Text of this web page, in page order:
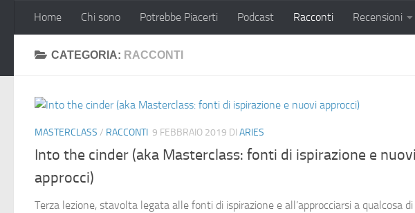
Salta al contenuto
Home Chi sono Potrebbe Piacerti Podcast Racconti Recensioni
CATEGORIA: RACCONTI
MASTERCLASS / RACCONTI 9 FEBBRAIO 2019 DI ARIES
Into the cinder (aka Masterclass: fonti di ispirazione e nuovi
approcci)
Terza lezione, stavolta legata alle fonti di ispirazione e all’approcciarsi a qualcosa di